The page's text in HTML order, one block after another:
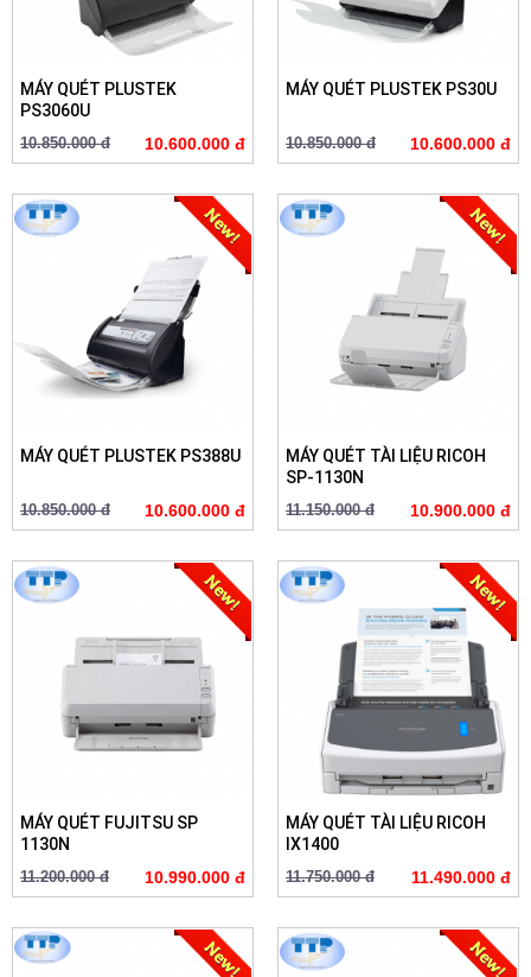
MÁY QUÉT PLUSTEK
PS3060U
10.850.000 đ 10.600.000 đ
MÁY QUÉT PLUSTEK PS30U
10.850.000 đ 10.600.000 đ
MÁY QUÉT PLUSTEK PS388U
10.850.000 đ 10.600.000 đ
MÁY QUÉT TÀI LIỆU RICOH
SP-1130N
11.150.000 đ 10.900.000 đ
MÁY QUÉT FUJITSU SP
1130N
11.200.000 đ 10.990.000 đ
MÁY QUÉT TÀI LIỆU RICOH
IX1400
11.750.000 đ 11.490.000 đ